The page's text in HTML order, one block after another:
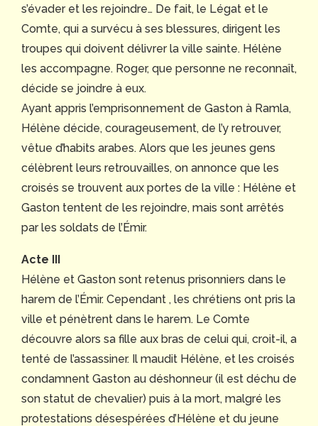
s’évader et les rejoindre… De fait, le Légat et le
Comte, qui a survécu à ses blessures, dirigent les
troupes qui doivent délivrer la ville sainte. Hélène
les accompagne. Roger, que personne ne reconnaît,
décide se joindre à eux.
Ayant appris l’emprisonnement de Gaston à Ramla,
Hélène décide, courageusement, de l’y retrouver,
vêtue d’habits arabes. Alors que les jeunes gens
célèbrent leurs retrouvailles, on annonce que les
croisés se trouvent aux portes de la ville : Hélène et
Gaston tentent de les rejoindre, mais sont arrêtés
par les soldats de l’Émir.
Acte III
Hélène et Gaston sont retenus prisonniers dans le
harem de l’Émir. Cependant , les chrétiens ont pris la
ville et pénètrent dans le harem. Le Comte
découvre alors sa fille aux bras de celui qui, croit-il, a
tenté de l’assassiner. Il maudit Hélène, et les croisés
condamnent Gaston au déshonneur (il est déchu de
son statut de chevalier) puis à la mort, malgré les
protestations désespérées d’Hélène et du jeune